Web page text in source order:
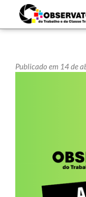
Publicado em 14 de